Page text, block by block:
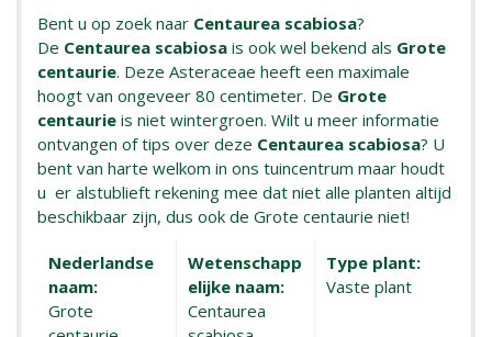
Bent u op zoek naar Centaurea scabiosa?
De Centaurea scabiosa is ook wel bekend als Grote
centaurie. Deze Asteraceae heeft een maximale
hoogt van ongeveer 80 centimeter. De Grote
centaurie is niet wintergroen. Wilt u meer informatie
ontvangen of tips over deze Centaurea scabiosa? U
bent van harte welkom in ons tuincentrum maar houdt
u er alstublieft rekening mee dat niet alle planten altijd
beschikbaar zijn, dus ook de Grote centaurie niet!
Nederlandse
naam:
Grote
Wetenschapp
elijke naam:
Centaurea
Type plant:
Vaste plant